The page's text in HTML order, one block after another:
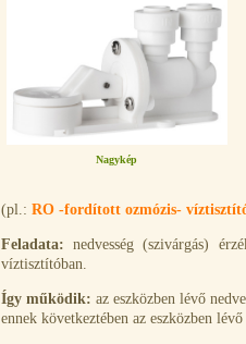
Nagykép
(pl.: RO -fordított ozmózis-
Feladata: nedvesség (szivárgás)
víztisztítóban.
Így működik: az eszközben lévő
ennek következtében az eszközben